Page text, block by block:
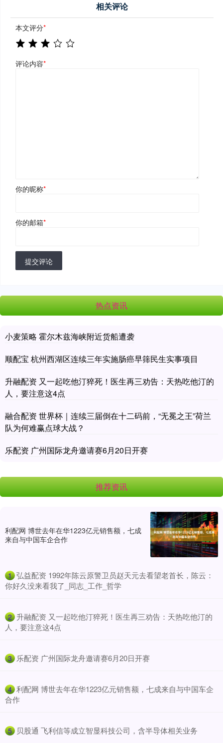
相关评论
本文评分*
评论内容*
你的昵称*
你的邮箱*
提交评论
热点资讯
小麦策略 霍尔木兹海峡附近货船遭袭
顺配宝 杭州西湖区连续三年实施肠癌早筛民生实事项目
升融配资 又一起吃他汀猝死！医生再三劝告：天热吃他汀的
人，要注意这4点
融合配资 世界杯｜连续三届倒在十二码前，“无冕之王”荷兰
队为何难赢点球大战？
乐配资 广州国际龙舟邀请赛6月20日开赛
推荐资讯
利配网 博世去年在华1223亿元销售额，七成
来自与中国车企合作
1 ​弘益配资 1992年陈云原警卫员赵天元去看望老首长，陈云：
你好久没来看我了_同志_工作_哲学
2 ​升融配资 又一起吃他汀猝死！医生再三劝告：天热吃他汀的
人，要注意这4点
3 ​乐配资 广州国际龙舟邀请赛6月20日开赛
4 ​利配网 博世去年在华1223亿元销售额，七成来自与中国车企
合作
5 ​贝股通 飞利信等成立智显科技公司，含半导体相关业务